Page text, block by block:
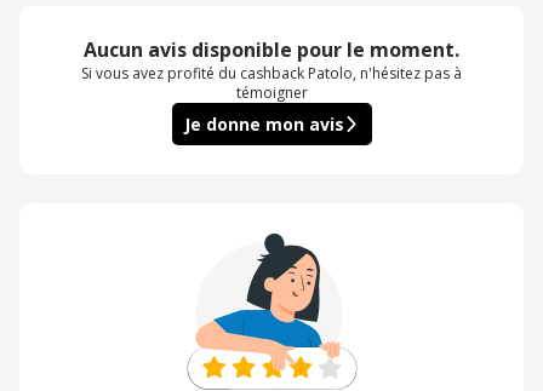
Aucun avis disponible pour le moment.
Si vous avez profité du cashback Patolo, n'hésitez pas à
témoigner
Je donne mon avis